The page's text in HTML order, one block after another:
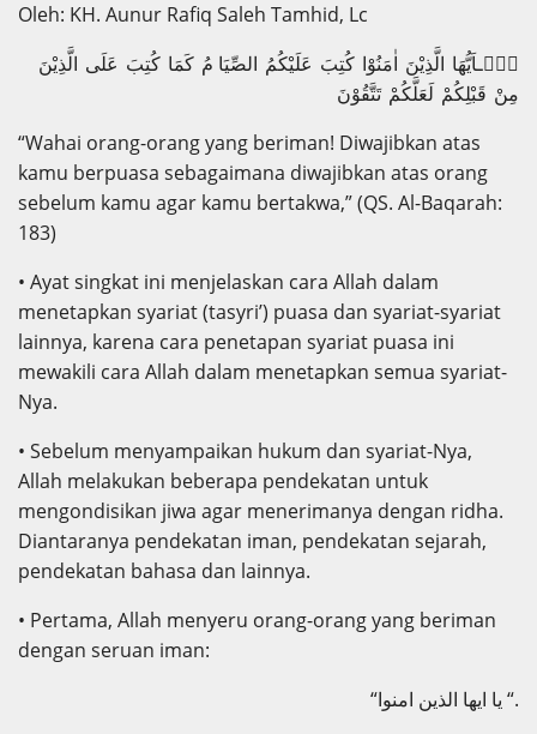
Oleh: KH. Aunur Rafiq Saleh Tamhid, Lc
يٰۤـاَيُّهَا الَّذِيْنَ اٰمَنُوْا كُتِبَ عَلَيْکُمُ الصِّيَا مُ کَمَا كُتِبَ عَلَى الَّذِيْنَ
مِنْ قَبْلِکُمْ لَعَلَّكُمْ تَتَّقُوْنَ
“Wahai orang-orang yang beriman! Diwajibkan atas
kamu berpuasa sebagaimana diwajibkan atas orang
sebelum kamu agar kamu bertakwa,” (QS. Al-Baqarah:
183)
• Ayat singkat ini menjelaskan cara Allah dalam
menetapkan syariat (tasyri’) puasa dan syariat-syariat
lainnya, karena cara penetapan syariat puasa ini
mewakili cara Allah dalam menetapkan semua syariat-
Nya.
• Sebelum menyampaikan hukum dan syariat-Nya,
Allah melakukan beberapa pendekatan untuk
mengondisikan jiwa agar menerimanya dengan ridha.
Diantaranya pendekatan iman, pendekatan sejarah,
pendekatan bahasa dan lainnya.
• Pertama, Allah menyeru orang-orang yang beriman
dengan seruan iman:
“يا ايها الذين امنوا “.